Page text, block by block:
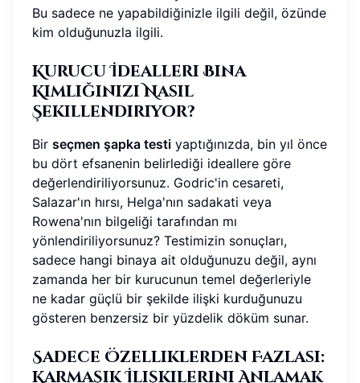
Bu sadece ne yapabildiğinizle ilgili değil, özünde
kim olduğunuzla ilgili.
Kurucu İdealleri Bina
Kimliğinizi Nasıl
Şekillendiriyor?
Bir seçmen şapka testi yaptığınızda, bin yıl önce
bu dört efsanenin belirlediği ideallere göre
değerlendiriliyorsunuz. Godric'in cesareti,
Salazar'ın hırsı, Helga'nın sadakati veya
Rowena'nın bilgeliği tarafından mı
yönlendiriliyorsunuz? Testimizin sonuçları,
sadece hangi binaya ait olduğunuzu değil, aynı
zamanda her bir kurucunun temel değerleriyle
ne kadar güçlü bir şekilde ilişki kurduğunuzu
gösteren benzersiz bir yüzdelik döküm sunar.
Sadece Özelliklerden Fazlası:
Karmaşık İlişkilerini Anlamak